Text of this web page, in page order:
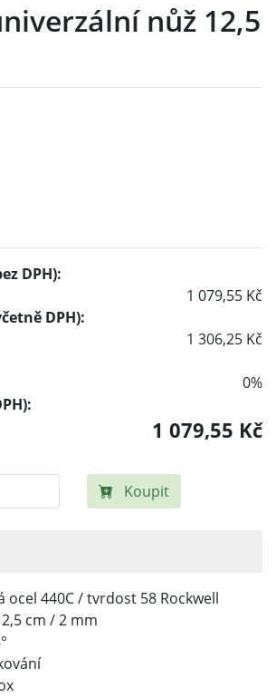
nůž 12,5
DPH):
1 079,55 Kč
DPH):
1 306,25 Kč
0%
1 079,55 Kč
Koupit
ocel 440C / tvrdost 58 Rockwell
cm / 2 mm